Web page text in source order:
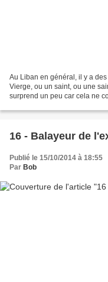
Au Liban en général, il y a
Vierge, ou un saint, ou une
surprend un peu car cela ne
16 - Balayeur de
Publié le 15/10/2014 à 18:55
Par Bob